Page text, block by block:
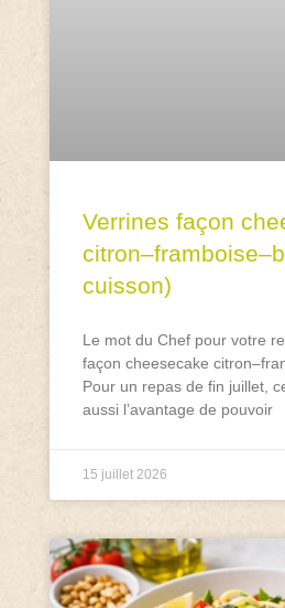
Verrines façon
cuisson)
Le mot du Chef pour votre
façon cheesecake
Pour un repas de fin juillet,
aussi l’avantage de pouvoir
15 juillet 2026